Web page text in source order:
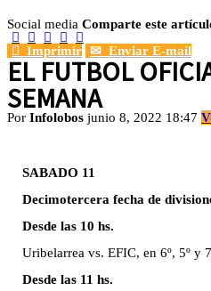
Social media Comparte este

  


Imprimir ✉ Enviar E-mail
EL FUTBOL
SEMANA
Por Infolobos junio 8, 2022 18:47
SABADO 11
Decimotercera fecha de
Desde las 10 hs.
Uribelarrea vs. EFIC, en 6º, 5º y
Desde las 11 hs.